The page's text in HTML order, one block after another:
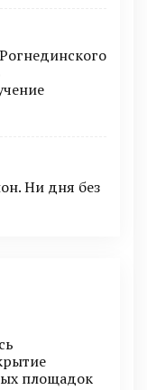
Ни дня без
площадок